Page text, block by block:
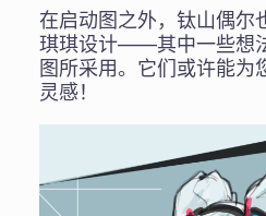
在启动图之外，钛山偶尔
琪琪设计——其中一些想
图所采用。它们或许能为
灵感！